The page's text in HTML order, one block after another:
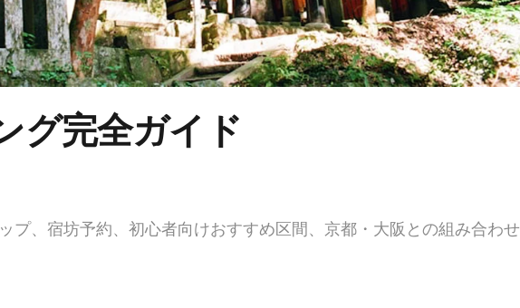
グ完全ガイド
プ、宿坊予約、初心者向けおすすめ区間、京都・大阪との組み合わ